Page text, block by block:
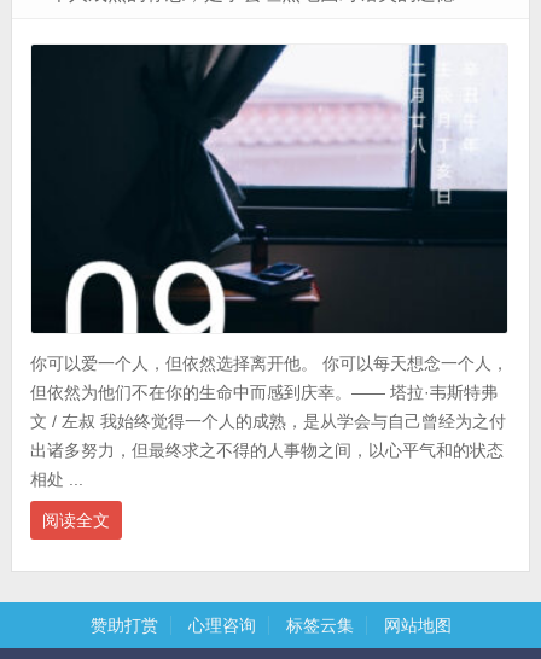
你可以爱一个人，但依然选择离开他。 你可以每天想念一个人，
但依然为他们不在你的生命中而感到庆幸。—— 塔拉·韦斯特弗
文 / 左叔 我始终觉得一个人的成熟，是从学会与自己曾经为之付
出诸多努力，但最终求之不得的人事物之间，以心平气和的状态
相处 ...
阅读全文
赞助打赏 心理咨询 标签云集 网站地图